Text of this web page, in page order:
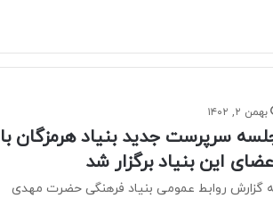
بهمن ۲, ۱۴۰۲
سرپرست جدید بنیاد هرمزگان با
این بنیاد برگزار شد
گزارش روابط عمومی بنیاد فرهنگی حضرت مهدی